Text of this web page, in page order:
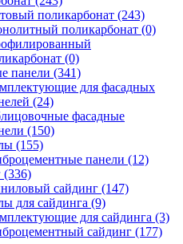
поликарбонат (243)
поликарбонат (0)
(0)
панели (341)
для фасадных
(24)
фасадные
(150)
(155)
панели (12)
(336)
сайдинг (147)
для сайдинга (9)
для сайдинга (3)
сайдинг (177)